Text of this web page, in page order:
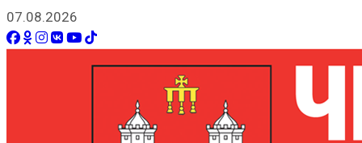
07.08.2026